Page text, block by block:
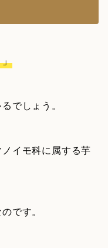
でしょう。
イモ科に属する芋
です。